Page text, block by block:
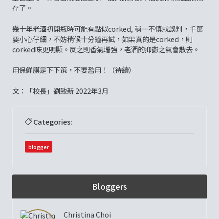
存了。
幾十年老酒初開瓶時可能有點似corked, 稍一不慎就誤判，千萬
要小心仔細，不妨稍候十分鐘再試，如果真的是corked，則
corked味更明顯。反之則香氣增強，老酒的抑鬱之氣會散去。
用保鮮膜是下下策，不要濫用！（待續）
文：「校長」劉致新 2022年3月
Categories:
blogger
Bloggers
Christina Choi